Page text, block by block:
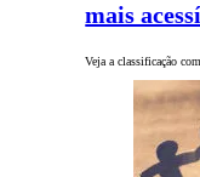
mais
Veja a classificação